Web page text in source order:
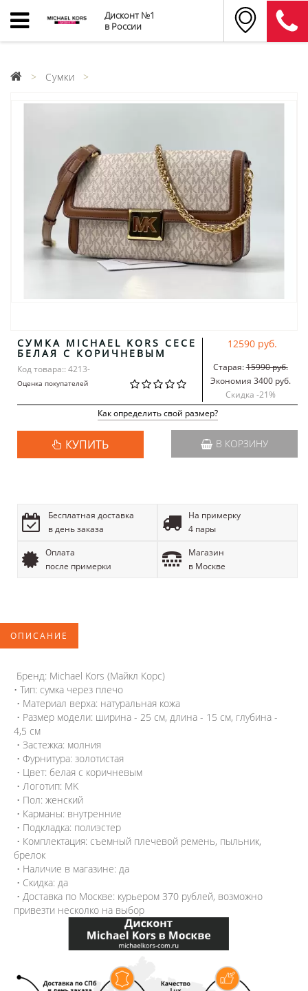
Дисконт №1
в России
Сумки
СУМКА MICHAEL KORS CECE
БЕЛАЯ С КОРИЧНЕВЫМ
Код товара:: 4213-
Оценка покупателей
12590 руб.
Старая:15990 руб.
Экономия 3400 руб.
Скидка -21%
Как определить свой размер?
КУПИТЬ В КОРЗИНУ
Бесплатная доставка
в день заказа
На примерку
4 пары
Оплата
после примерки
Магазин
в Москве
ОПИСАНИЕ
Бренд: Michael Kors (Майкл Корс)
• Тип: сумка через плечо
• Материал верха: натуральная кожа
• Размер модели: ширина - 25 см, длина - 15 см, глубина -
4,5 см
• Застежка: молния
• Фурнитура: золотистая
• Цвет: белая с коричневым
• Логотип: MK
• Пол: женский
• Карманы: внутренние
• Подкладка: полиэстер
• Комплектация: съемный плечевой ремень, пыльник,
брелок
• Наличие в магазине: да
• Скидка: да
• Доставка по Москве: курьером 370 рублей, возможно
привезти несколко на выбор